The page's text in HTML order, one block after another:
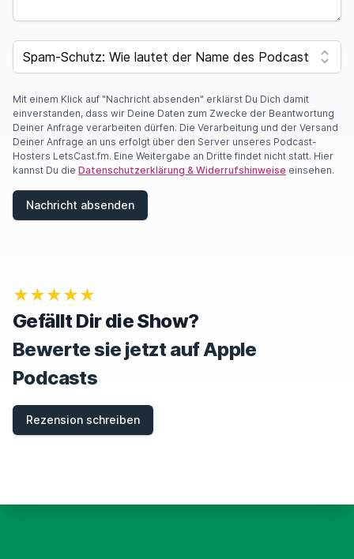
F
O
A
R
E
A
H
U
R
E
T
H
I
S
F
E
SPAM CAPTCHA
Mit einem Klick auf "Nachricht absenden" erklärst Du Dich damit
einverstanden, dass wir Deine Daten zum Zwecke der Beantwortung
Deiner Anfrage verarbeiten dürfen. Die Verarbeitung und der Versand
Deiner Anfrage an uns erfolgt über den Server unseres Podcast-
Hosters LetsCast.fm. Eine Weitergabe an Dritte findet nicht statt. Hier
kannst Du die Datenschutzerklärung & Widerrufshinweise einsehen.
Nachricht absenden
★★★★★
Gefällt Dir die Show?
Bewerte sie jetzt auf Apple
Podcasts
Rezension schreiben